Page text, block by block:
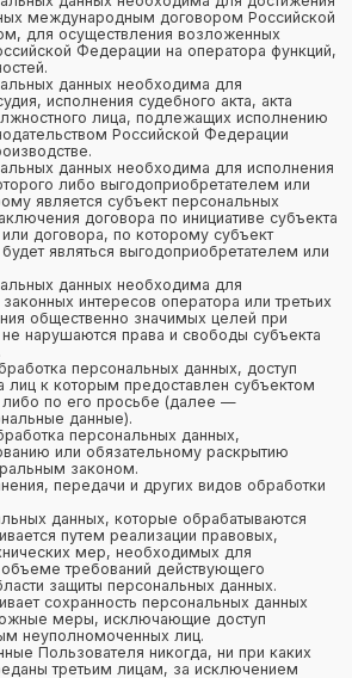
средствами связи и другими
и обрабатывается указанными
с их Пользовательским
Субъект
указанными документами. Оператор
действия третьих лиц, в том числе
поставщиков услуг.
персональных данных запреты
доступа), а также
(кроме получения доступа)
для распространения,
персональных данных
и иных публичных интересах,
РФ.
персональных данных обеспечивает
данных.
персональных данных
субъекта персональных
требуют цели обработки
хранения персональных данных
законом, договором, стороной
или поручителем по которому
данных.
персональных данных
обработки персональных
согласия субъекта
согласия субъектом персональных
обработки персональных
обработки
Оператором с полученными
запись, систематизацию,
(обновление, изменение),
(распространение,
блокирование,
данных.
обработку
и/или передачей полученной
телекоммуникационным сетям
персональных данных
деятельности
персональных данных обязан
по защите прав субъектов
намерении осуществлять
данных (такое
от уведомления
персональных данных).
уведомления, обязан